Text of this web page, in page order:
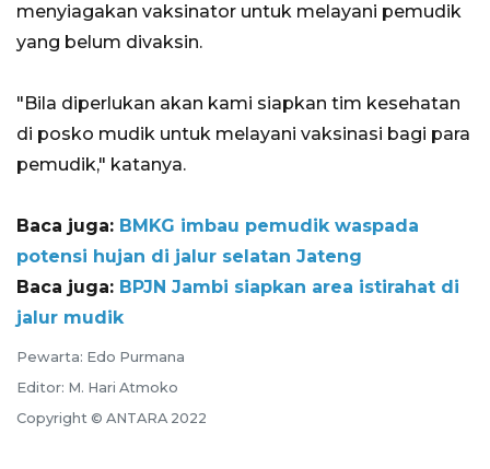
menyiagakan vaksinator untuk melayani pemudik
yang belum divaksin.
"Bila diperlukan akan kami siapkan tim kesehatan
di posko mudik untuk melayani vaksinasi bagi para
pemudik," katanya.
Baca juga: BMKG imbau pemudik waspada
potensi hujan di jalur selatan Jateng
Baca juga: BPJN Jambi siapkan area istirahat di
jalur mudik
Pewarta: Edo Purmana
Editor: M. Hari Atmoko
Copyright © ANTARA 2022